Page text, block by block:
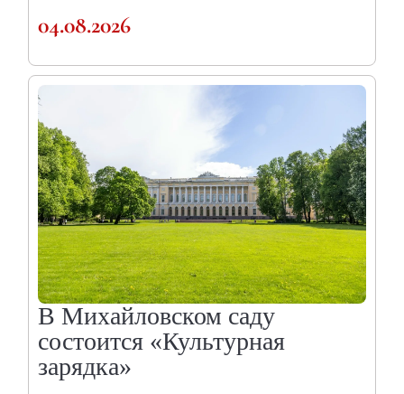
Фёдор Васильев. К 175-летию со дня
Посетителям
Справочная информация
Адреса и часы работы
О билетах, льготах и услугах
Правила покупки и возврата билетов
Высказать мнение / Сообщить о проблеме
Экскурсии
Лекции и абонементы
Лекторий
Лекции
Абонементы
Доступный музей
04.08.2026
В Михайловском саду
состоится «Культурная
зарядка»